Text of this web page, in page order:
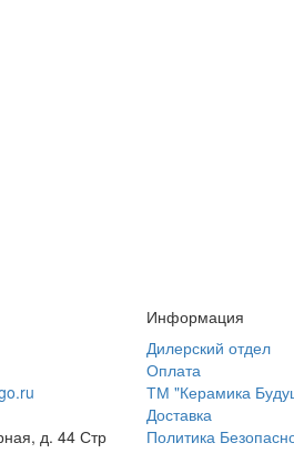
д. 44 Стр
Информация
Дилерский отдел
Оплата
ТМ "Керамика
Доставка
Политика